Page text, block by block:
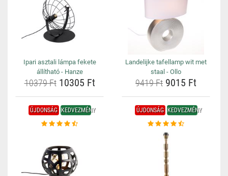
Ipari asztali lámpa fekete
állítható - Hanze
10379 Ft10305 Ft
Landelijke tafellamp wit met
staal - Ollo
9419 Ft 9015 Ft
ÚJDONSÁG KEDVEZMÉNY ÚJDONSÁG KEDVEZMÉNY